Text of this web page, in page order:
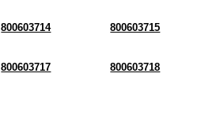
800603714 800603715
800603717 800603718